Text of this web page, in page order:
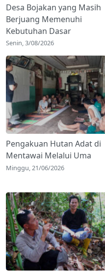
Desa Bojakan yang Masih
Berjuang Memenuhi
Kebutuhan Dasar
Senin, 3/08/2026
Pengakuan Hutan Adat di
Mentawai Melalui Uma
Minggu, 21/06/2026